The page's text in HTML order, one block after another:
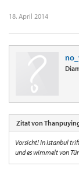
18. April 2014
Zitat von
Vorsicht! In Istanbul
und es wimmelt von